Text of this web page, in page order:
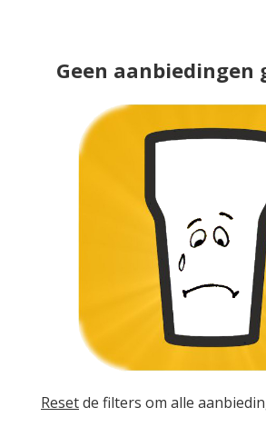
Geen aanbiedingen
Resetde filters om alle